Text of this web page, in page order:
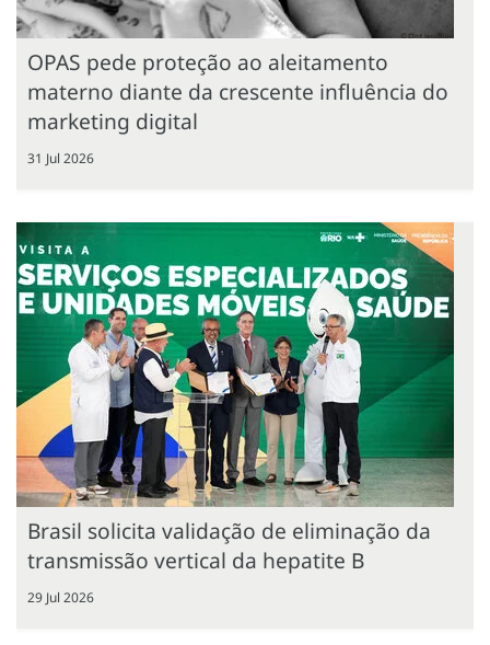
OPAS pede proteção ao aleitamento
materno diante da crescente influência do
marketing digital
31 Jul 2026
Brasil solicita validação de eliminação da
transmissão vertical da hepatite B
29 Jul 2026